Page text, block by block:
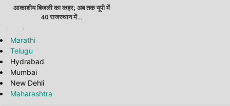
आकाशीय बिजली का कहर; अब तक यूपी में
40 राजस्थान में…
Marathi
Telugu
Hydrabad
Mumbai
New Dehli
Maharashtra